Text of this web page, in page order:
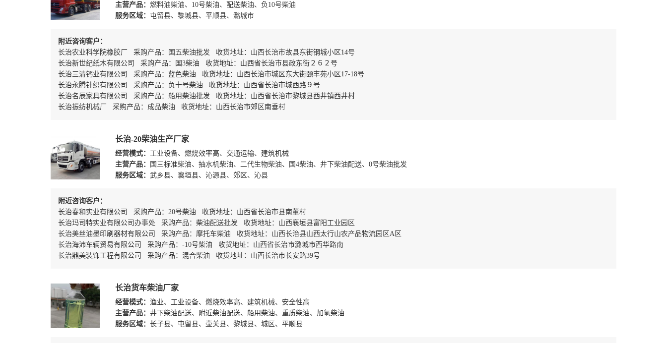
主营产品： 燃料油柴油、10号柴油、配送柴油、负10号柴油
服务区域： 屯留县、黎城县、平顺县、潞城市
附近咨询客户：
长治农业科学院橡胶厂 采购产品：国五柴油批发 收货地址：山西长治市故县东街钢城小区14号
长治新世纪纸木有限公司 采购产品：国3柴油 收货地址：山西省长治市县政东街２６２号
长治三清钙业有限公司 采购产品：蓝色柴油 收货地址：山西长治市城区东大街颐丰苑小区17-18号
长治永腾针织有限公司 采购产品：负十号柴油 收货地址：山西省长治市城西路９号
长治名辰家具有限公司 采购产品：船用柴油批发 收货地址：山西省长治市黎城县西井镇西井村
长治振纺机械厂 采购产品：成品柴油 收货地址：山西长治市郊区南垂村
长治-20柴油生产厂家
经营模式： 工业设备、燃烧效率高、交通运输、建筑机械
主营产品：
国三标准柴油、抽水机柴油、二代生物柴油、国4柴油、井下柴油配送、0号柴油批发
服务区域： 武乡县、襄垣县、沁源县、郊区、沁县
附近咨询客户：
长治春和实业有限公司 采购产品：20号柴油 收货地址：山西省长治市县南董村
长治玛司特实业有限公司办事处 采购产品：柴油配送批发 收货地址：山西襄垣县富阳工业园区
长治美丝油墨印刷器材有限公司 采购产品：摩托车柴油 收货地址：山西长治县山西太行山农产品物流园区A区
长治海沛车辆贸易有限公司 采购产品：-10号柴油 收货地址：山西省长治市潞城市西华路南
长治鼎美装饰工程有限公司 采购产品：混合柴油 收货地址：山西长治市长安路39号
长治货车柴油厂家
经营模式： 渔业、工业设备、燃烧效率高、建筑机械、安全性高
主营产品： 井下柴油配送、附近柴油配送、船用柴油、重质柴油、加氢柴油
服务区域： 长子县、屯留县、壶关县、黎城县、城区、平顺县